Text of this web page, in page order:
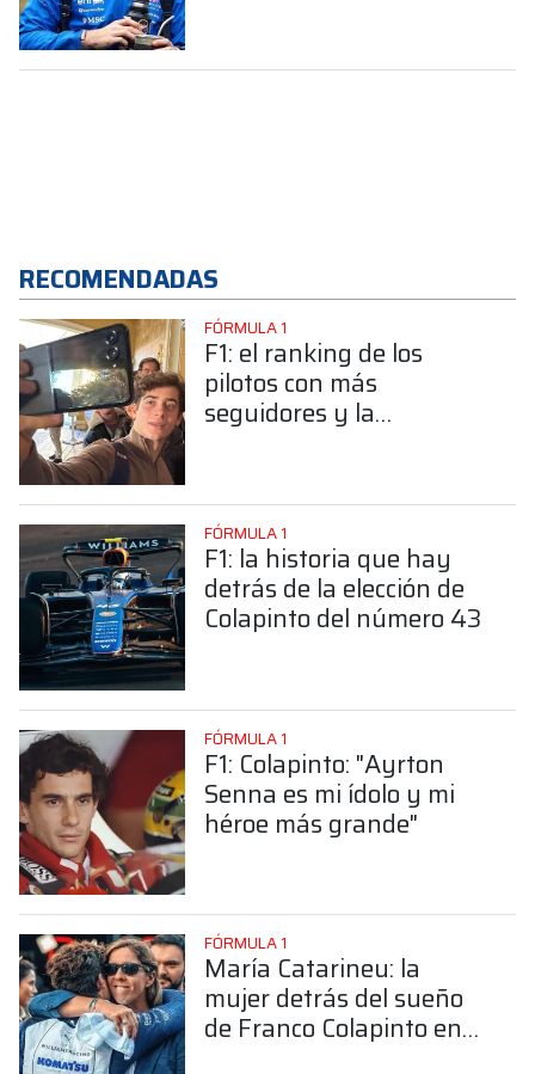
RECOMENDADAS
FÓRMULA 1
F1: el ranking de los
pilotos con más
seguidores y la
FÓRMULA 1
F1: la historia que hay
detrás de la elección de
Colapinto del número 43
FÓRMULA 1
F1: Colapinto: "Ayrton
Senna es mi ídolo y mi
héroe más grande"
FÓRMULA 1
María Catarineu: la
mujer detrás del sueño
de Franco Colapinto en